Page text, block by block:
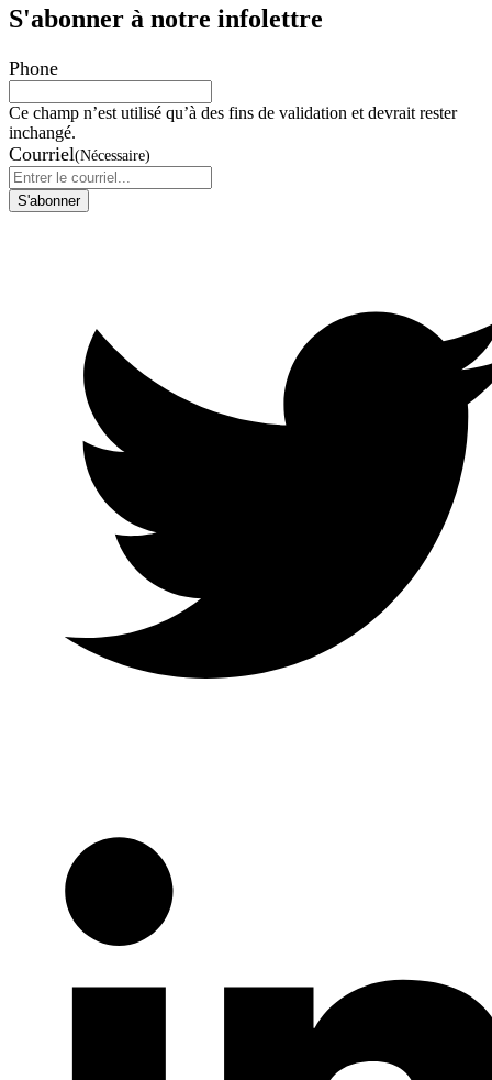
S'abonner à notre infolettre
Phone
Ce champ n’est utilisé qu’à des fins de validation et devrait rester
inchangé.
Courriel(Nécessaire)